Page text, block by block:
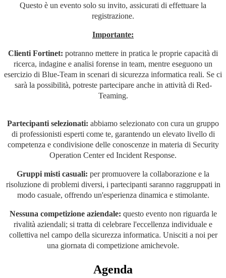
Questo è un evento solo su invito, assicurati di effettuare la
registrazione.
Importante:
Clienti Fortinet: potranno mettere in pratica le proprie capacità di
ricerca, indagine e analisi forense in team, mentre eseguono un
esercizio di Blue-Team in scenari di sicurezza informatica reali. Se ci
sarà la possibilità, potreste partecipare anche in attività di Red-
Teaming.
Partecipanti selezionati: abbiamo selezionato con cura un gruppo
di professionisti esperti come te, garantendo un elevato livello di
competenza e condivisione delle conoscenze in materia di Security
Operation Center ed Incident Response.
Gruppi misti casuali: per promuovere la collaborazione e la
risoluzione di problemi diversi, i partecipanti saranno raggruppati in
modo casuale, offrendo un'esperienza dinamica e stimolante.
Nessuna competizione aziendale: questo evento non riguarda le
rivalità aziendali; si tratta di celebrare l'eccellenza individuale e
collettiva nel campo della sicurezza informatica. Unisciti a noi per
una giornata di competizione amichevole.
Agenda